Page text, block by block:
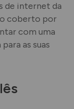
de internet da
coberto por
com uma
as suas